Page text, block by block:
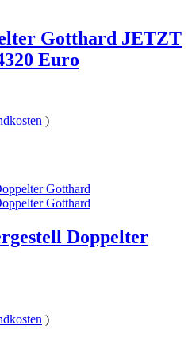
Gotthard JETZT
Euro
)
Doppelter
)